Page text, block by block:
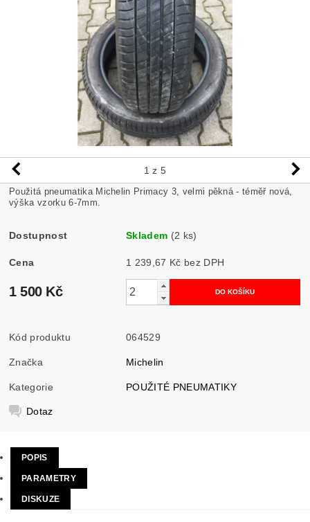
1 z 5
Použitá pneumatika Michelin Primacy 3, velmi pěkná - téměř nová,
výška vzorku 6-7mm.
Dostupnost Skladem (2 ks)
Cena 1 239,67 Kč bez DPH
1 500 Kč
Kód produktu 064529
Značka Michelin
Kategorie POUŽITÉ PNEUMATIKY
Dotaz
POPIS
PARAMETRY
DISKUZE